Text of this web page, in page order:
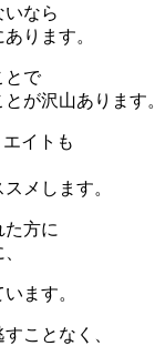
なら
ります。
とで
が沢山あります。
エイトも
メします。
た方に
ます。
ことなく、